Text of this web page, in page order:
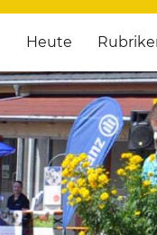
für
Termine von Kultur bis
Heute